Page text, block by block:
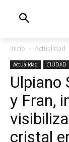
Inicio Actualidad
Actualidad CIUDAD
Ulpiano
y Fran,
cristal